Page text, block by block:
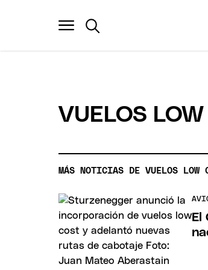
VUELOS
MÁS NOTICIAS DE VUELOS LOW
El